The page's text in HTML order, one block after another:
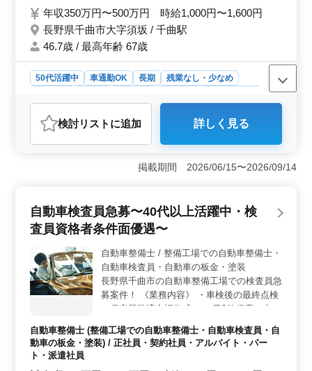
まで培ってきた経験をぜひ活かして下さい★
ご応募お待ちしております！
年収350万円〜500万円 時給1,000円〜1,600円
長野県千曲市大字須坂 / 千曲駅
46.7歳 / 最高年齢 67歳
50代活躍中 車通勤OK 長期
残業なし・少なめ
おすすめポイント
＜シニア採用実績＞ 長年の経験者を積極的に採用し、
50代以上も活躍中です。安定した環境で豊富な経験を生
かせるため、新たなチャレンジを支援します。また、先
輩社員のサポート体制も整っており、安心して業務に取
なめで、家族や趣味との時間も大切にできます。休日も
充実し、リフレッシュできる環境が整っています。
＜給与・福利厚生＞ 給与は年収350万〜480万円、時給
1,000円〜1,500円程度です。社会保険完備、通勤手当実
費支給など、働きながら安心して生活できる待遇が整っ
ています。また、スキルアップやキャリア形成のための
支援制度も充実しています。
検討リスト に追加 詳しく見る
掲載期間 2026/06/15〜2026/09/14
自動車検査員急募〜40代以上活躍中・検
査員資格者条件面優遇〜
自動車整備士 / 整備工場での自動車整備士・
自動車検査員・自動車の板金・塗装
長野県千曲市の自動車整備工場での検査員急
募案件！ 《業務内容》 ・車検後の最終点検
・保安基準適合証作成 ・一日3件程度の車検
対応 等 ＊備考＊ ・50代以上積極採用中 ・
即日勤務可能 ・社会保険完備 ・検査員資格
者は条件面優遇します！
自動車整備士 (整備工場での自動車整備士・自動車検査員・自
動車の板金・塗装) / 正社員・契約社員・アルバイト・パー
ト・派遣社員